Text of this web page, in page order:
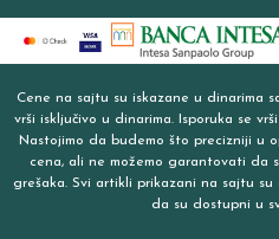
Cene na sajtu su iskazane u dinarima
vrši isključivo u dinarima. Isporuka se
Nastojimo da budemo što precizniji u
cena, ali ne možemo garantovati da
grešaka. Svi artikli prikazani na sajtu
da su dostupni u